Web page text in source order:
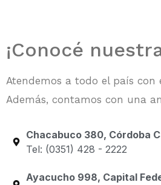
¡Conocé
Atendemos a todo el país
Además, contamos con una
Chacabuco 380, Córdoba
Tel: (0351) 428 - 2222
Ayacucho 998, Capital